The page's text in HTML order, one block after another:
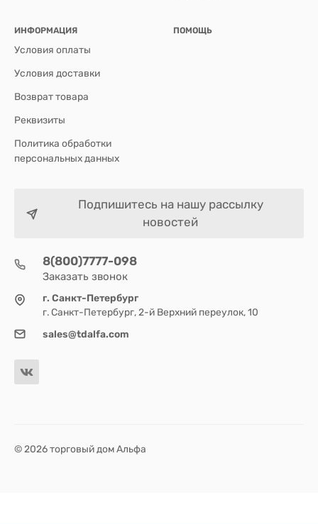
ИНФОРМАЦИЯ
Условия оплаты
Условия доставки
Возврат товара
Реквизиты
Политика обработки
персональных данных
ПОМОЩЬ
Подпишитесь на нашу рассылку
новостей
8(800)7777-098
Заказать звонок
г. Санкт-Петербург
г. Санкт-Петербург, 2-й Верхний переулок, 10
sales@tdalfa.com
© 2026 торговый дом Альфа